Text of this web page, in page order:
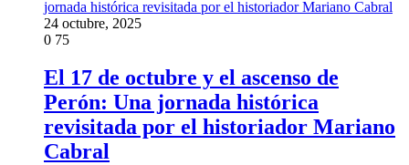
24 octubre, 2025
0 75
El 17 de octubre y el ascenso de
Perón: Una jornada histórica
revisitada por el historiador Mariano
Cabral